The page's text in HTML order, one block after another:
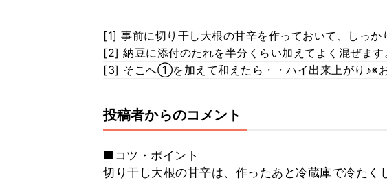
[1] 事前に切り干し大根の甘辛を作っておいて、しっか
[2] 納豆に添付のたれを半分くらい加えてよく混ぜます
[3] そこへ①を加えて和えたら・・ハイ出来上がり♪※お
投稿者からのコメント
■コツ・ポイント
切り干し大根の甘辛は、作ったあと冷蔵庫で冷たく